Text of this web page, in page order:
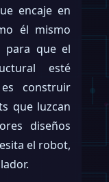
encaje en
él mismo
para que el
esté
construir
que luzcan
diseños
el robot,